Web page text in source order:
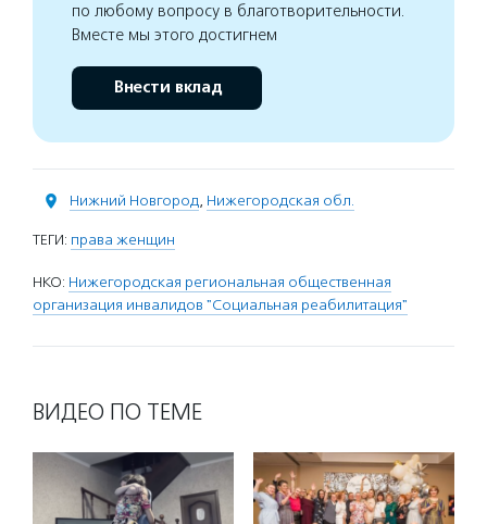
по любому вопросу в благотворительности.
Вместе мы этого достигнем
Внести вклад
Нижний Новгород, Нижегородская обл.
ТЕГИ: права женщин
НКО: Нижегородская региональная общественная
организация инвалидов "Социальная реабилитация"
ВИДЕО ПО ТЕМЕ